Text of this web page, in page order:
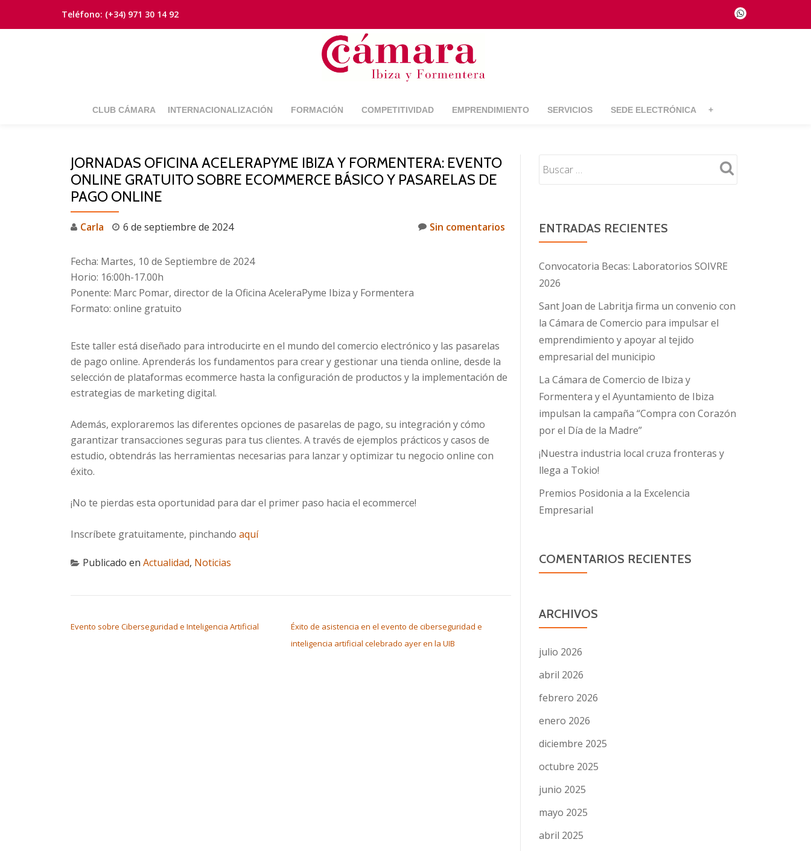
Saltar
Teléfono: (+34) 971 30 14 92
fa-
whatsapp
CLUB CÁMARA INTERNACIONALIZACIÓN FORMACIÓN COMPETITIVIDAD EMPRENDIMIENTO SERVICIOS SEDE ELECTRÓNICA +
JORNADAS OFICINA ACELERAPYME IBIZA Y FORMENTERA: EVENTO
ONLINE GRATUITO SOBRE ECOMMERCE BÁSICO Y PASARELAS DE
PAGO ONLINE
Carla 6 de septiembre de 2024 Sin comentarios
Fecha: Martes, 10 de Septiembre de 2024
Horio: 16:00h-17.00h
Ponente: Marc Pomar, director de la Oficina AceleraPyme Ibiza y Formentera
Formato: online gratuito
Este taller está diseñado para introducirte en el mundo del comercio electrónico y las pasarelas
de pago online. Aprenderás los fundamentos para crear y gestionar una tienda online, desde la
selección de plataformas ecommerce hasta la configuración de productos y la implementación de
estrategias de marketing digital.
Además, exploraremos las diferentes opciones de pasarelas de pago, su integración y cómo
garantizar transacciones seguras para tus clientes. A través de ejemplos prácticos y casos de
estudio, obtendrás las herramientas necesarias para lanzar y optimizar tu negocio online con
éxito.
¡No te pierdas esta oportunidad para dar el primer paso hacia el ecommerce!
Inscríbete gratuitamente, pinchando aquí
Publicado en Actualidad, Noticias
Evento sobre Ciberseguridad e Inteligencia Artificial
Éxito de asistencia en el evento de ciberseguridad e
inteligencia artificial celebrado ayer en la UIB
ENTRADAS RECIENTES
Convocatoria Becas: Laboratorios SOIVRE
2026
Sant Joan de Labritja firma un convenio con
la Cámara de Comercio para impulsar el
emprendimiento y apoyar al tejido
empresarial del municipio
La Cámara de Comercio de Ibiza y
Formentera y el Ayuntamiento de Ibiza
impulsan la campaña “Compra con Corazón
por el Día de la Madre”
¡Nuestra industria local cruza fronteras y
llega a Tokio!
Premios Posidonia a la Excelencia
Empresarial
COMENTARIOS RECIENTES
ARCHIVOS
julio 2026
abril 2026
febrero 2026
enero 2026
diciembre 2025
octubre 2025
junio 2025
mayo 2025
abril 2025